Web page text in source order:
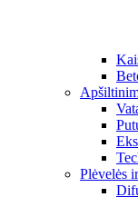
Plėvelės